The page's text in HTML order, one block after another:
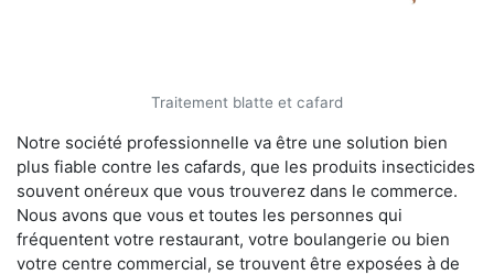
Traitement blatte et cafard
Notre société professionnelle va être une solution bien
plus fiable contre les cafards, que les produits insecticides
souvent onéreux que vous trouverez dans le commerce.
Nous avons que vous et toutes les personnes qui
fréquentent votre restaurant, votre boulangerie ou bien
votre centre commercial, se trouvent être exposées à de